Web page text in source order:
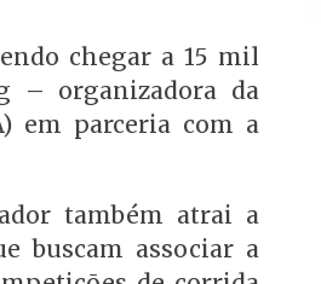
chegar a 15 mil
– organizadora da
em parceria com a
também atrai a
buscam associar a